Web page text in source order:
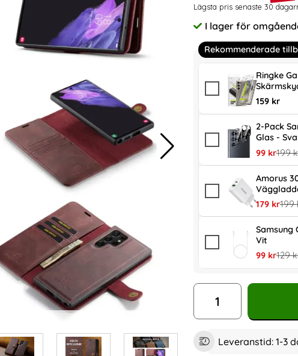
Prishistorik
Lägsta pris senaste 30
Tillgänglighet:
I lager för
Rekommenderade
Ringke
159 kr
2-Pack
Glas -
rea pris
99 kr199
Amorus
rea pris
179 kr199
Samsung
Vit
rea pris
99 kr129
antal
Leveranstid: 1-3